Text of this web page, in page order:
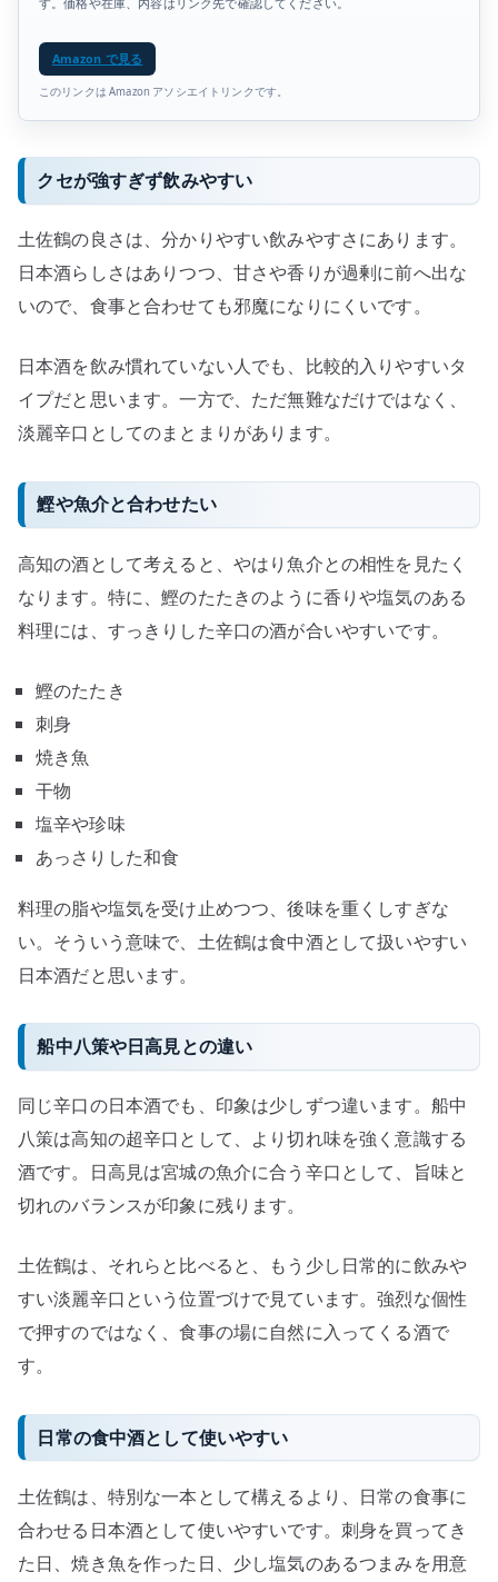
Amazon で見る
このリンクは Amazon アソシエイトリンクです。
クセが強すぎず飲みやすい
土佐鶴の良さは、分かりやすい飲みやすさにあります。
日本酒らしさはありつつ、甘さや香りが過剰に前へ出な
いので、食事と合わせても邪魔になりにくいです。
日本酒を飲み慣れていない人でも、比較的入りやすいタ
イプだと思います。一方で、ただ無難なだけではなく、
淡麗辛口としてのまとまりがあります。
鰹や魚介と合わせたい
高知の酒として考えると、やはり魚介との相性を見たく
なります。特に、鰹のたたきのように香りや塩気のある
料理には、すっきりした辛口の酒が合いやすいです。
鰹のたたき
刺身
焼き魚
干物
塩辛や珍味
あっさりした和食
料理の脂や塩気を受け止めつつ、後味を重くしすぎな
い。そういう意味で、土佐鶴は食中酒として扱いやすい
日本酒だと思います。
船中八策や日高見との違い
同じ辛口の日本酒でも、印象は少しずつ違います。船中
八策は高知の超辛口として、より切れ味を強く意識する
酒です。日高見は宮城の魚介に合う辛口として、旨味と
切れのバランスが印象に残ります。
土佐鶴は、それらと比べると、もう少し日常的に飲みや
すい淡麗辛口という位置づけで見ています。強烈な個性
で押すのではなく、食事の場に自然に入ってくる酒で
す。
日常の食中酒として使いやすい
土佐鶴は、特別な一本として構えるより、日常の食事に
合わせる日本酒として使いやすいです。刺身を買ってき
た日、焼き魚を作った日、少し塩気のあるつまみを用意